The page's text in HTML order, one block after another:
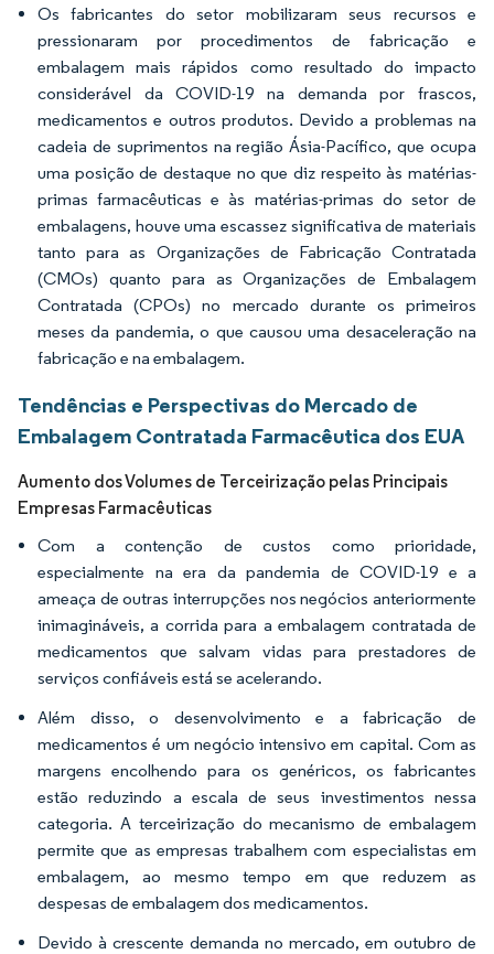
Os fabricantes do setor mobilizaram seus recursos e
pressionaram por procedimentos de fabricação e
embalagem mais rápidos como resultado do impacto
considerável da COVID-19 na demanda por frascos,
medicamentos e outros produtos. Devido a problemas na
cadeia de suprimentos na região Ásia-Pacífico, que ocupa
uma posição de destaque no que diz respeito às matérias-
primas farmacêuticas e às matérias-primas do setor de
embalagens, houve uma escassez significativa de materiais
tanto para as Organizações de Fabricação Contratada
(CMOs) quanto para as Organizações de Embalagem
Contratada (CPOs) no mercado durante os primeiros
meses da pandemia, o que causou uma desaceleração na
fabricação e na embalagem.
Tendências e Perspectivas do Mercado de
Embalagem Contratada Farmacêutica dos EUA
Aumento dos Volumes de Terceirização pelas Principais
Empresas Farmacêuticas
Com a contenção de custos como prioridade,
especialmente na era da pandemia de COVID-19 e a
ameaça de outras interrupções nos negócios anteriormente
inimagináveis, a corrida para a embalagem contratada de
medicamentos que salvam vidas para prestadores de
serviços confiáveis está se acelerando.
Além disso, o desenvolvimento e a fabricação de
medicamentos é um negócio intensivo em capital. Com as
margens encolhendo para os genéricos, os fabricantes
estão reduzindo a escala de seus investimentos nessa
categoria. A terceirização do mecanismo de embalagem
permite que as empresas trabalhem com especialistas em
embalagem, ao mesmo tempo em que reduzem as
despesas de embalagem dos medicamentos.
Devido à crescente demanda no mercado, em outubro de